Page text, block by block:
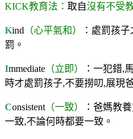
KICK教育法： 取自沒有不受
Kind （心平氣和）
：處罰孩
罰。
Immediate （立即）
：一犯錯,
時才處罰孩子,不要撈叨,展現
Consistent （一致）
：爸媽教
一致,不論何時都要一致。